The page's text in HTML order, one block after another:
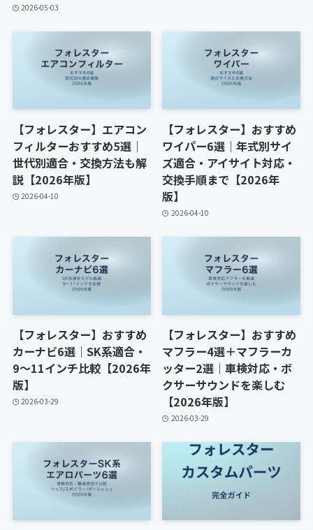
2026-05-03
【フォレスター】エアコン
フィルターおすすめ5選｜
世代別適合・交換方法も解
説【2026年版】
2026-04-10
【フォレスター】おすすめ
ワイパー6選｜年式別サイ
ズ適合・アイサイト対応・
交換手順まで【2026年
版】
2026-04-10
【フォレスター】おすすめ
カーナビ6選｜SK系適合・
9〜11インチ比較【2026年
版】
2026-03-29
【フォレスター】おすすめ
マフラー4選＋マフラーカ
ッター2選｜車検対応・ボ
クサーサウンドを楽しむ
【2026年版】
2026-03-29